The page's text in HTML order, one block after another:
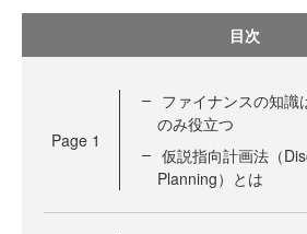
目次
Page 1
ファイナンスの知識
のみ役立つ
仮説指向計画法（
Planning）とは